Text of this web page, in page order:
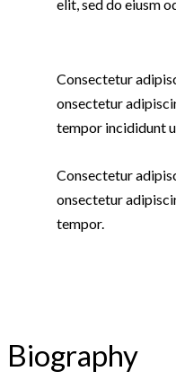
elit, sed do eiusm
Consectetur
onsectetur
tempor incididunt
Consectetur
onsectetur
tempor.
Biography